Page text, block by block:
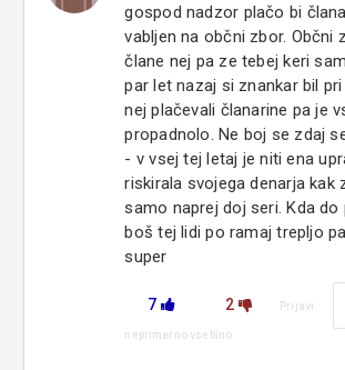
gospod nadzor plačo bi
vabljen na občni zbor. Občni
člane nej pa ze tebej keri
par let nazaj si znankar bil
nej plačevali članarine pa je
propadnolo. Ne boj se zdaj
- v vsej tej letaj je niti ena
riskirala svojega denarja kak
samo naprej doj seri. Kda do
boš tej lidi po ramaj trepljo
super
7 2 Prijavi
neprimerno vsebino